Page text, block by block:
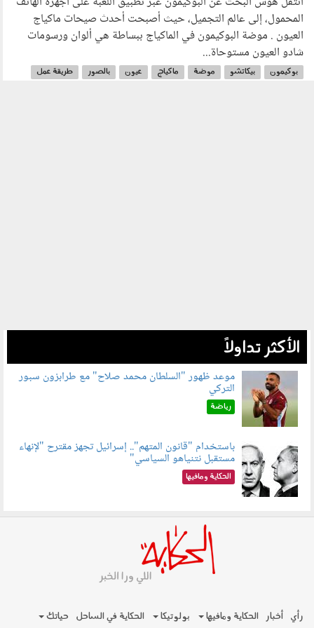
المحمول، إلى عالم التجميل، حيث أصبحت أحدث صيحات ماكياج
العيون . موضة البوكيمون في الماكياج ببساطة هي ألوان ورسومات
شادو العيون مستوحاة...
بوكيمون بيكاتشو موضة ماكياج عيون بالصور طريقة عمل
الأكثر تداولاً
090802.jpg
موعد ظهور "السلطان محمد صلاح" مع طرابزون سبور
التركي
رياضة
090801.jpg
باستخدام "قانون المتهم".. إسرائيل تجهز مقترح "لإنهاء
مستقبل نتنياهو السياسي"
الحكاية ومافيها
رأي أخبار الحكاية ومافيها بولوتيكا الحكاية في الساحل حياتك